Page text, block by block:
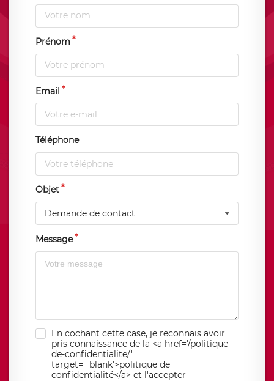
Prénom
Email
Téléphone
Objet
Demande de contact
Message
En cochant cette case, je reconnais avoir
pris connaissance de la <a href='/politique-
de-confidentialite/'
target='_blank'>politique de
confidentialité</a> et l'accepter